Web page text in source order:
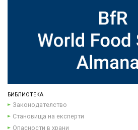
БИБЛИОТЕКА
Законодателство
Становища на експерти
Опасности в храни